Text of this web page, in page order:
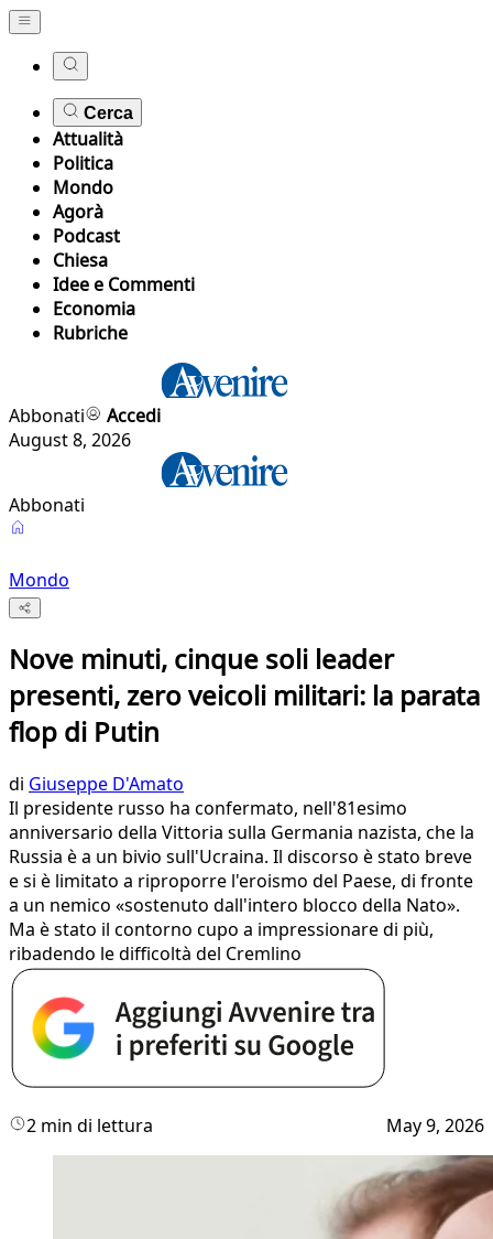
Cerca
Attualità
Politica
Mondo
Agorà
Podcast
Chiesa
Idee e Commenti
Economia
Rubriche
Abbonati
Accedi
August 8, 2026
Abbonati
Mondo
Nove minuti, cinque soli leader
presenti, zero veicoli militari: la parata
flop di Putin
di Giuseppe D'Amato
Il presidente russo ha confermato, nell'81esimo
anniversario della Vittoria sulla Germania nazista, che la
Russia è a un bivio sull'Ucraina. Il discorso è stato breve
e si è limitato a riproporre l'eroismo del Paese, di fronte
a un nemico «sostenuto dall'intero blocco della Nato».
Ma è stato il contorno cupo a impressionare di più,
ribadendo le difficoltà del Cremlino
2 min di lettura May 9, 2026